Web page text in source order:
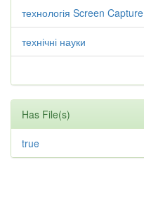
технологія Screen Capture
технічні науки
Has File(s)
true